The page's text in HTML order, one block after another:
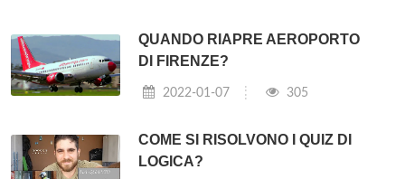
QUANDO RIAPRE AEROPORTO
DI FIRENZE?
2022-01-07 305
COME SI RISOLVONO I QUIZ DI
LOGICA?